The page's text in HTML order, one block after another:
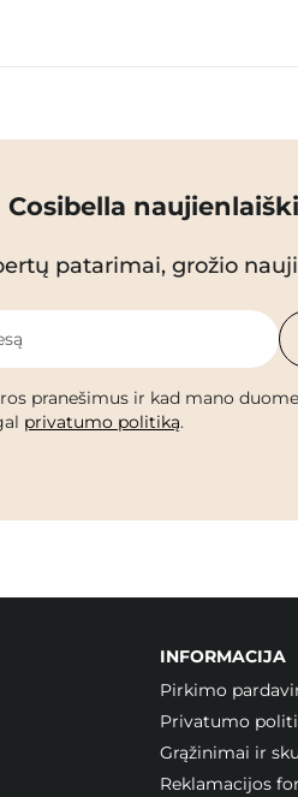
Cosibella
patarimai, grožio
pranešimus ir kad mano
privatumo politiką.
INFORMACIJA
Pirkimo
Privatumo
Grąžinimai ir
Reklamacijos